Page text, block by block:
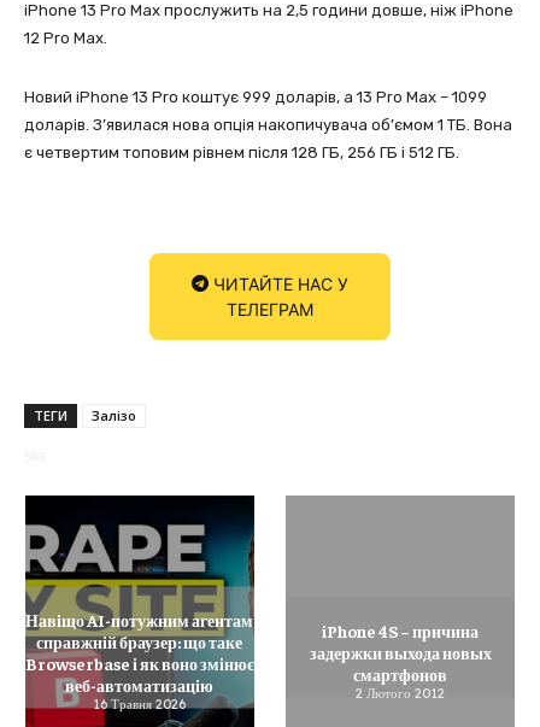
iPhone 13 Pro Max прослужить на 2,5 години довше, ніж iPhone
12 Pro Max.
Новий iPhone 13 Pro коштує 999 доларів, а 13 Pro Max – 1099
доларів. З’явилася нова опція накопичувача об’ємом 1 ТБ. Вона
є четвертим топовим рівнем після 128 ГБ, 256 ГБ і 512 ГБ.
ЧИТАЙТЕ НАС У
ТЕЛЕГРАМ
ТЕГИ Залізо
Навіщо AI-потужним агентам
справжній браузер: що таке
Browserbase і як воно змінює
веб-автоматизацію
16 Травня 2026
iPhone 4S – причина
задержки выхода новых
смартфонов
2 Лютого 2012